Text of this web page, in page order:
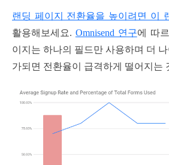
랜딩 페이지 전환율을 높이려면 이
활용해보세요. Omnisend 연구에 따
이지는 하나의 필드만 사용하며 더
가되면 전환율이 급격하게 떨어지는